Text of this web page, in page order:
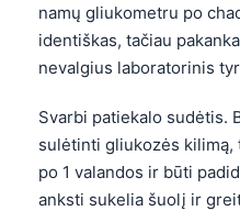
namų gliukometru po
identiškas, tačiau
nevalgius laboratorinis
Svarbi patiekalo sudėtis.
sulėtinti gliukozės
po 1 valandos ir būti
anksti sukelia šuolį ir